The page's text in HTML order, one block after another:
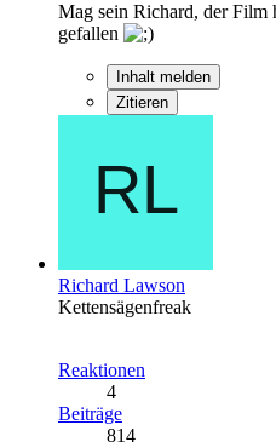
Mag sein Richard, der Film
gefallen
Inhalt melden
Zitieren
Richard Lawson
Kettensägenfreak
Reaktionen
4
Beiträge
814